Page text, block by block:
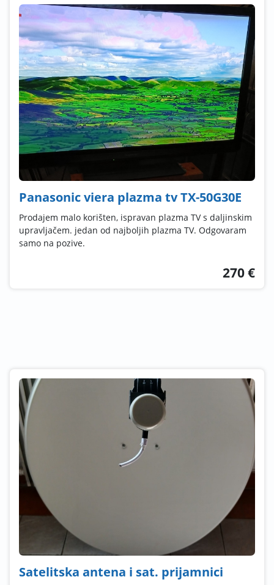
Panasonic viera plazma tv TX-50G30E
Prodajem malo korišten, ispravan plazma TV s daljinskim
upravljačem. jedan od najboljih plazma TV. Odgovaram
samo na pozive.
270 €
Satelitska antena i sat. prijamnici